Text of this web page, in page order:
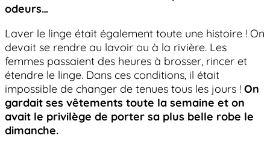
odeurs…
Laver le linge était également toute une histoire ! On
devait se rendre au lavoir ou à la rivière. Les
femmes passaient des heures à brosser, rincer et
étendre le linge. Dans ces conditions, il était
impossible de changer de tenues tous les jours ! On
gardait ses vêtements toute la semaine et on
avait le privilège de porter sa plus belle robe le
dimanche.